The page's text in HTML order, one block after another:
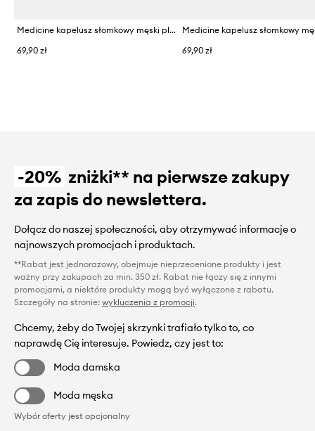
Medicine kapelusz słomkowy męski pleciony
69,90 zł
69,90 zł
-20% zniżki** na pierwsze zakupy
za zapis do newslettera.
Dołącz do naszej społeczności, aby otrzymywać informacje o
najnowszych promocjach i produktach.
**Rabat jest jednorazowy, obejmuje nieprzecenione produkty i jest
ważny przy zakupach za min. 350 zł. Rabat nie łączy się z innymi
promocjami, a niektóre produkty mogą być wyłączone z rabatu.
Szczegóły na stronie: wykluczenia z promocji.
Chcemy, żeby do Twojej skrzynki trafiało tylko to, co
naprawdę Cię interesuje. Powiedz, czy jest to:
Moda damska
Moda męska
Wybór oferty jest opcjonalny